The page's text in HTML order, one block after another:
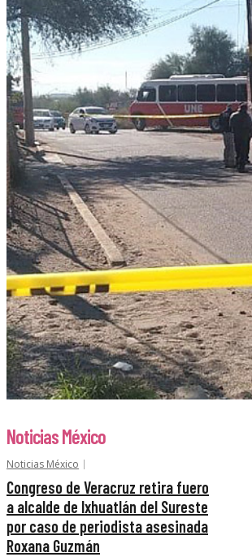
Noticias México
Noticias México
Congreso de Veracruz retira fuero
a alcalde de Ixhuatlán del Sureste
por caso de periodista asesinada
Roxana Guzmán